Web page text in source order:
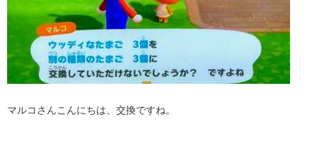
マルコさんこんにちは、交換ですね。